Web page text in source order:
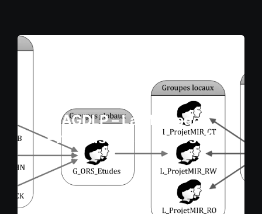
AGDLP – La Méthode
Préconisée Par Microsoft